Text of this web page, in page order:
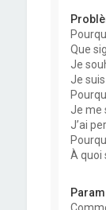
Que
Je
Je
Je me
J’ai
À quoi